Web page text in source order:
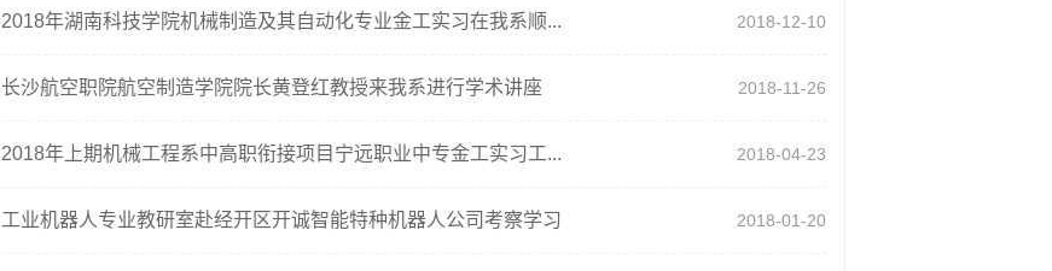
2018年湖南科技学院机械制造及其自动化专业金工实习在我系顺... 2018-12-10
长沙航空职院航空制造学院院长黄登红教授来我系进行学术讲座 2018-11-26
2018年上期机械工程系中高职衔接项目宁远职业中专金工实习工... 2018-04-23
工业机器人专业教研室赴经开区开诚智能特种机器人公司考察学习 2018-01-20